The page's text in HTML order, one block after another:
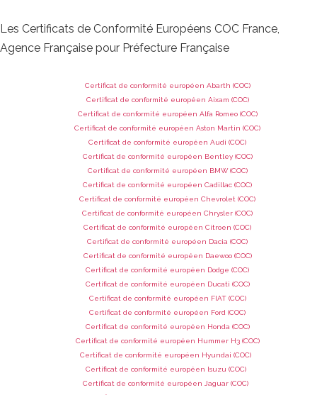
Les Certificats de Conformité Européens COC France,
Agence Française pour Préfecture Française
Certificat de conformité européen Abarth (COC)
Certificat de conformité européen Aixam (COC)
Certificat de conformité européen Alfa Romeo (COC)
Certificat de conformité européen Aston Martin (COC)
Certificat de conformité européen Audi (COC)
Certificat de conformité européen Bentley (COC)
Certificat de conformité européen BMW (COC)
Certificat de conformité européen Cadillac (COC)
Certificat de conformité européen Chevrolet (COC)
Certificat de conformité européen Chrysler (COC)
Certificat de conformité européen Citroen (COC)
Certificat de conformité européen Dacia (COC)
Certificat de conformité européen Daewoo (COC)
Certificat de conformité européen Dodge (COC)
Certificat de conformité européen Ducati (COC)
Certificat de conformité européen FIAT (COC)
Certificat de conformité européen Ford (COC)
Certificat de conformité européen Honda (COC)
Certificat de conformité européen Hummer H3 (COC)
Certificat de conformité européen Hyundai (COC)
Certificat de conformité européen Isuzu (COC)
Certificat de conformité européen Jaguar (COC)